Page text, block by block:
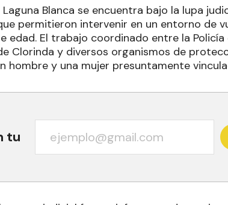
Blanca se encuentra bajo la lupa
permitieron intervenir en un entorno de
edad. El trabajo coordinado entre la
Clorinda y diversos organismos de
hombre y una mujer presuntamente
tu